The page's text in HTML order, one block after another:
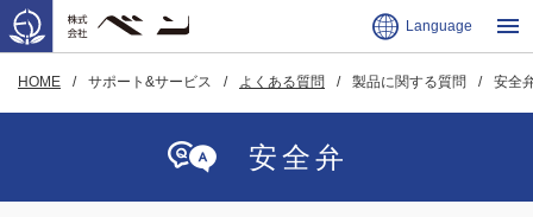
Language
HOME サポート&サービス よくある質問 製品に関する質問 安全
安全弁